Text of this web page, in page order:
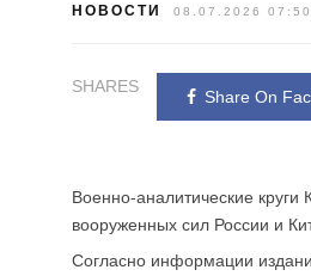
НОВОСТИ 08.07.2026 07:50
SHARES
Share On
Военно-аналитические
вооруженных сил России и
Согласно информации